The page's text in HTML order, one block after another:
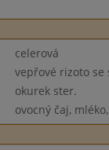
celerová
vepřové rizoto se
okurek ster.
ovocný čaj,